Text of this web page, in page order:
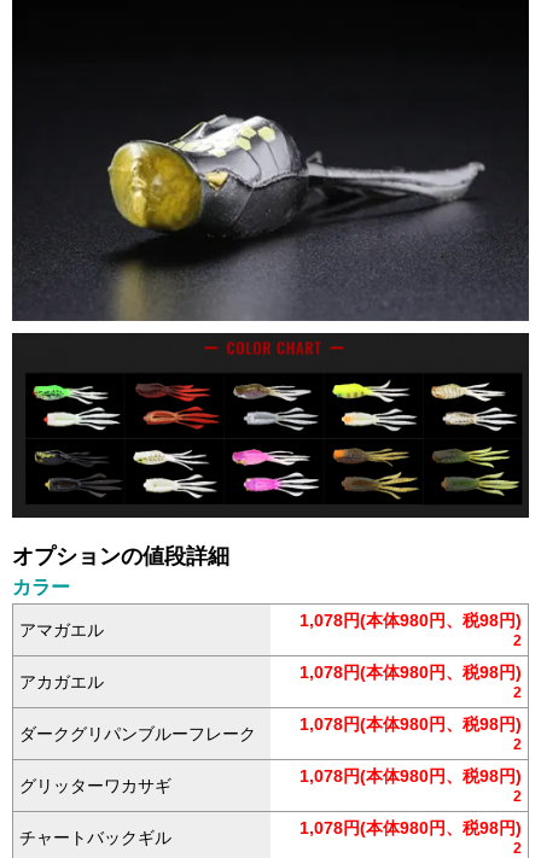
オプションの値段詳細
カラー
アマガエル 1,078円(本体980円、税98円)
2
アカガエル 1,078円(本体980円、税98円)
2
ダークグリパンブルーフレーク 1,078円(本体980円、税98円)
2
グリッターワカサギ 1,078円(本体980円、税98円)
2
チャートバックギル 1,078円(本体980円、税98円)
2